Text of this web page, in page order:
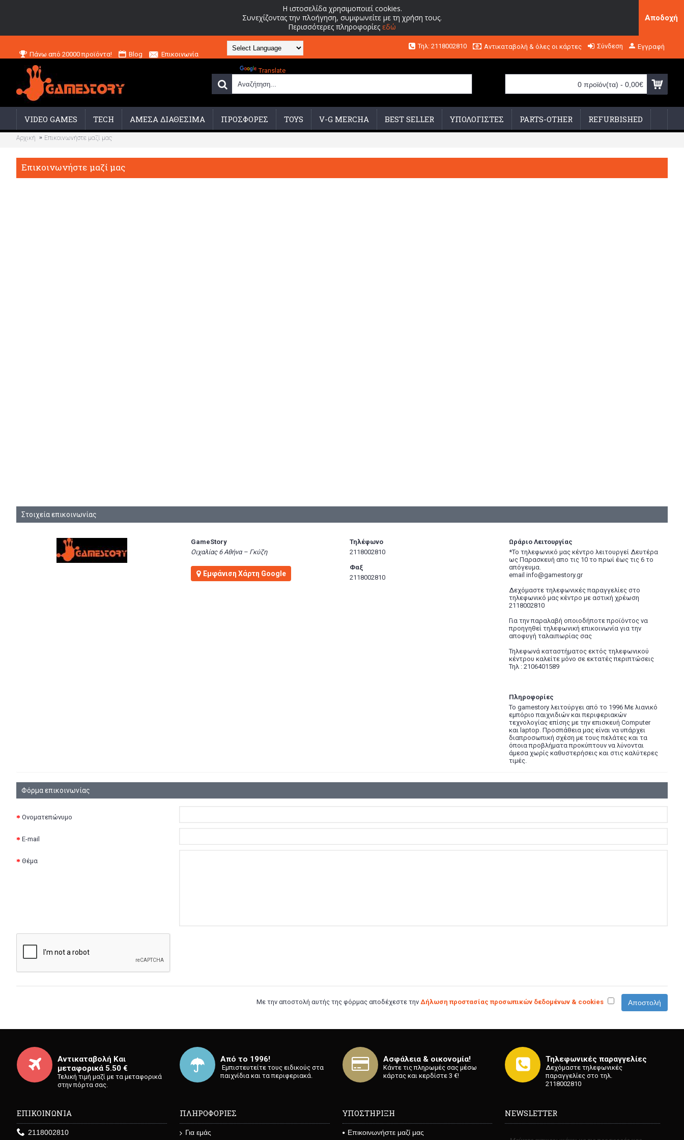
Η ιστοσελίδα χρησιμοποιεί cookies.
Συνεχίζοντας την πλοήγηση, συμφωνείτε με τη χρήση τους.
Περισσότερες πληροφορίες εδώ
Αποδοχή
Πάνω από 20000 προϊόντα! Blog
Επικοινωνία
Translate
Τηλ: 2118002810 Αντικαταβολή & όλες οι κάρτες Σύνδεση Εγγραφή
0 προϊόν(τα) - 0,00€
VIDEO GAMES TECH ΑΜΕΣΑ ΔΙΑΘΕΣΙΜΑ ΠΡΟΣΦΟΡΕΣ TOYS V-G MERCHA BEST SELLER ΥΠΟΛΟΓΙΣΤΕΣ PARTS-OTHER REFURBISHED
Αρχική Επικοινωνήστε μαζί μας
Επικοινωνήστε μαζί μας
Στοιχεία επικοινωνίας
GameStory
Οιχαλίας 6 Αθήνα – Γκύζη
Εμφάνιση Χάρτη Google
Τηλέφωνο
2118002810
Φαξ
2118002810
Ωράριο Λειτουργίας
*Το τηλεφωνικό μας κέντρο λειτουργεί Δευτέρα
ως Παρασκευή απο τις 10 το πρωί έως τις 6 το
απόγευμα.
email info@gamestory.gr
Δεχόμαστε τηλεφωνικές παραγγελίες στο
τηλεφωνικό μας κέντρο με αστική χρέωση
2118002810
Για την παραλαβή οποιοδήποτε προϊόντος να
προηγηθεί τηλεφωνική επικοινωνία για την
αποφυγή ταλαιπωρίας σας
Τηλεφωνά καταστήματος εκτός τηλεφωνικού
κέντρου καλείτε μόνο σε εκτατές περιπτώσεις
Τηλ : 2106401589
Πληροφορίες
Το gamestory λειτούργει από το 1996 Με λιανικό
εμπόριο παιχνιδιών και περιφεριακών
τεχνολογίας επίσης με την επισκευή Computer
και laptop. Προσπάθεια μας είναι να υπάρχει
διαπροσωπική σχέση με τους πελάτες και τα
όποια προβλήματα προκύπτουν να λύνονται
άμεσα χωρίς καθυστερήσεις και στις καλύτερες
τιμές.
Φόρμα επικοινωνίας
Ονοματεπώνυμο
E-mail
Θέμα
Με την αποστολή αυτής της φόρμας αποδέχεστε την Δήλωση προστασίας προσωπικών δεδομένων & cookies
Αντικαταβολή Και
μεταφορικά 5.50 €
Τελική τιμή μαζί με τα μεταφορικά
στην πόρτα σας.
Από το 1996!
⁡ Εμπιστευτείτε τους ειδικούς στα
παιχνίδια και τα περιφεριακά.
Ασφάλεια & οικονομία!
Κάντε τις πληρωμές σας μέσω
κάρτας και κερδίστε 3 €!
Τηλεφωνικές παραγγελίες
Δεχόμαστε τηλεφωνικές
παραγγελίες στο τηλ.
2118002810
ΕΠΙΚΟΙΝΩΝΙΑ
2118002810
ΠΛΗΡΟΦΟΡΙΕΣ
Για εμάς
ΥΠΟΣΤΗΡΙΞΗ
Επικοινωνήστε μαζί μας
NEWSLETTER